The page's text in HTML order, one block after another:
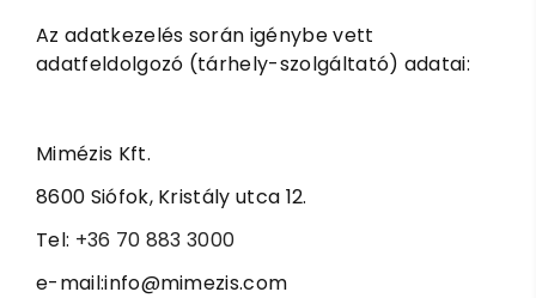
Az adatkezelés során igénybe vett
adatfeldolgozó (tárhely-szolgáltató) adatai:
Mimézis Kft.
8600 Siófok, Kristály utca 12.
Tel: +36 70 883 3000
e-mail:info@mimezis.com